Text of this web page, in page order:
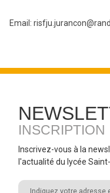
Email:
INSCRIPTION
Inscrivez-vous à la
l'actualité du lycée Saint-